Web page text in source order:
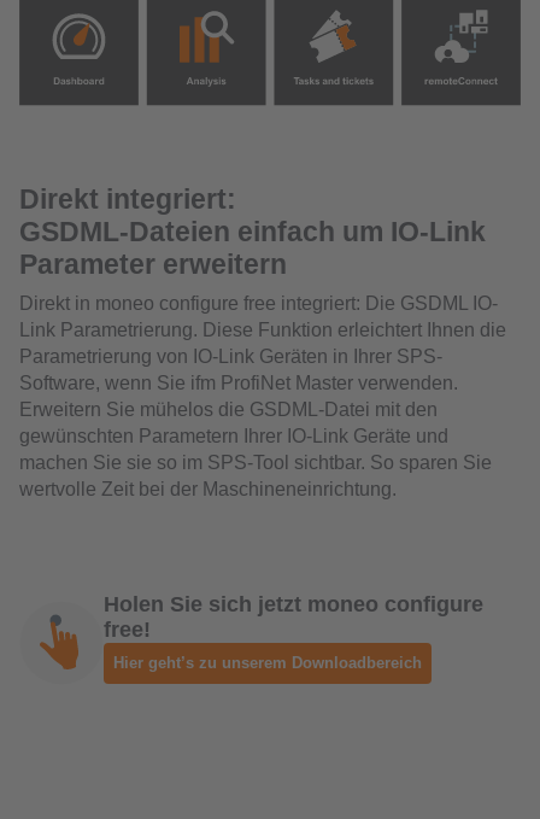
Direkt integriert:
GSDML-Dateien einfach um IO-Link
Parameter erweitern
Direkt in moneo configure free integriert: Die GSDML IO-
Link Parametrierung. Diese Funktion erleichtert Ihnen die
Parametrierung von IO-Link Geräten in Ihrer SPS-
Software, wenn Sie ifm ProfiNet Master verwenden.
Erweitern Sie mühelos die GSDML-Datei mit den
gewünschten Parametern Ihrer IO-Link Geräte und
machen Sie sie so im SPS-Tool sichtbar. So sparen Sie
wertvolle Zeit bei der Maschineneinrichtung.
Holen Sie sich jetzt moneo configure
free!
Hier geht’s zu unserem Downloadbereich